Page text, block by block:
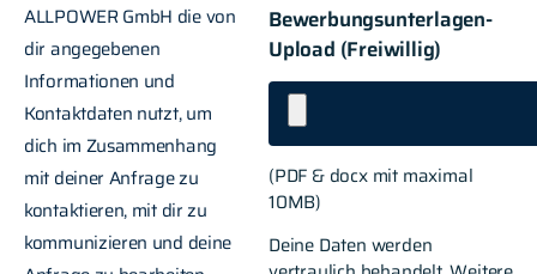
ALLPOWER GmbH die von
dir angegebenen
Informationen und
Kontaktdaten nutzt, um
dich im Zusammenhang
mit deiner Anfrage zu
kontaktieren, mit dir zu
kommunizieren und deine
Bewerbungsunterlagen-
Upload (Freiwillig)
(PDF & docx mit maximal
10MB)
Deine Daten werden